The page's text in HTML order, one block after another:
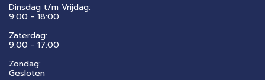
Dinsdag t/m Vrijdag:
9:00 - 18:00
Zaterdag:
​9:00 - 17:00
Zondag:
Gesloten